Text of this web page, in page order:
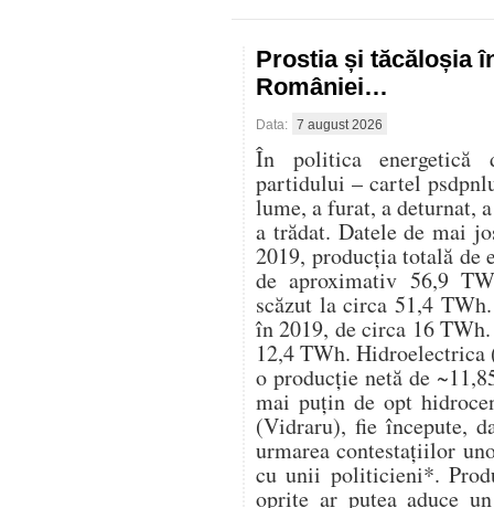
Prostia și tăcăloșia
României…
Data: 7 august 2026
În politica
partidului – cartel
lume, a furat, a deturnat,
a trădat. Datele de mai
2019, producția totală de
de aproximativ 56,9
scăzut la circa 51,4
în 2019, de circa 16
12,4 TWh.
o producție netă de
mai puțin de opt
(Vidraru), fie începute,
urmarea contestațiilor
cu unii politicieni*.
oprite ar putea aduce